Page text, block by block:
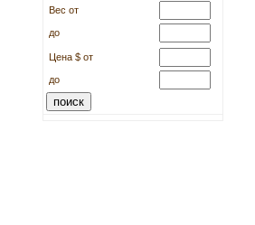
Вес от
до
Цена $ от
до